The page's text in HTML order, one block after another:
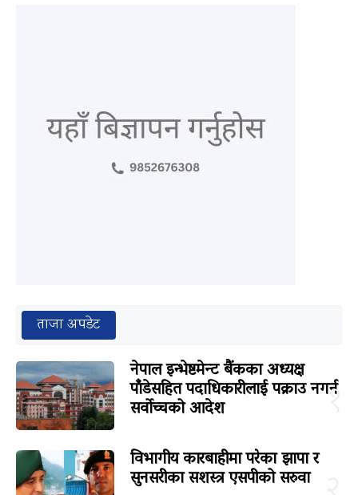
ताजा अपडेट
१
नेपाल इन्भेष्टमेन्ट बैंकका अध्यक्ष
पाँडेसहित पदाधिकारीलाई पक्राउ नगर्न
सर्वोच्चको आदेश
विभागीय कारबाहीमा परेका झापा र
सुनसरीका सशस्त्र एसपीको सरुवा